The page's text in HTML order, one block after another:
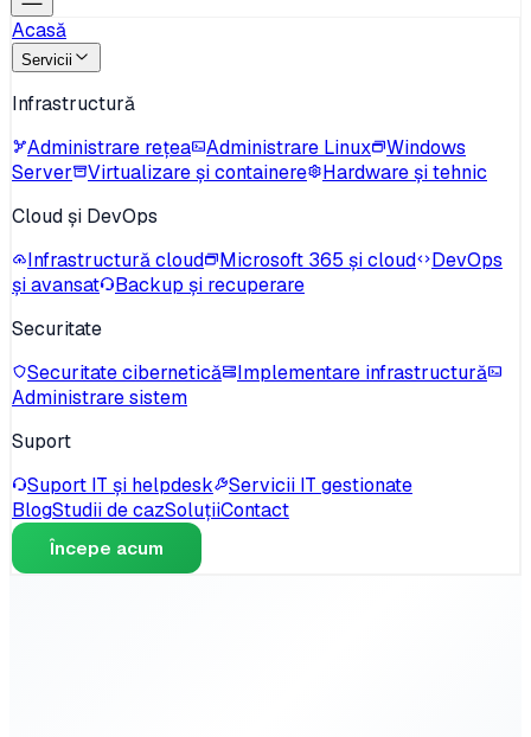
Acasă
Servicii
Infrastructură
Administrare rețea
Administrare Linux
Windows
Server
Virtualizare și containere
Hardware și tehnic
Cloud și DevOps
Infrastructură cloud
Microsoft 365 și cloud
DevOps
și avansat
Backup și recuperare
Securitate
Securitate cibernetică
Implementare infrastructură
Administrare sistem
Suport
Suport IT și helpdesk
Servicii IT gestionate
BlogStudii de cazSoluțiiContact
Începe acum